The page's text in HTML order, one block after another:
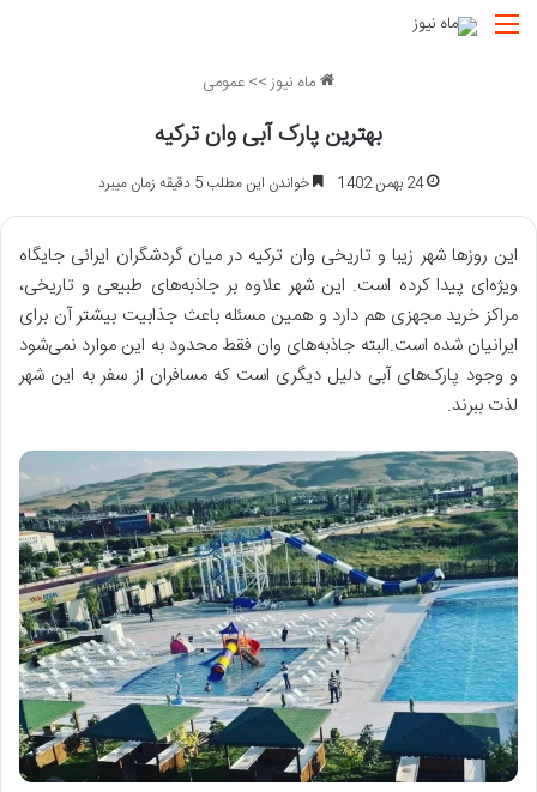
منو
ماه نیوز>>عمومی
بهترین پارک آبی وان ترکیه
24 بهمن 1402 خواندن این مطلب 5 دقیقه زمان میبرد
این روزها شهر زیبا و تاریخی وان ترکیه در میان گردشگران ایرانی جایگاه
ویژه‌ای پیدا کرده است. این شهر علاوه بر جاذبه‌های طبیعی و تاریخی،
مراکز خرید مجهزی هم دارد و همین مسئله باعث جذابیت بیشتر آن برای
ایرانیان شده است.البته جاذبه‌های وان فقط محدود به این موارد نمی‌شود
و وجود پارک‌های آبی دلیل دیگری است که مسافران از سفر به این شهر
لذت ببرند.